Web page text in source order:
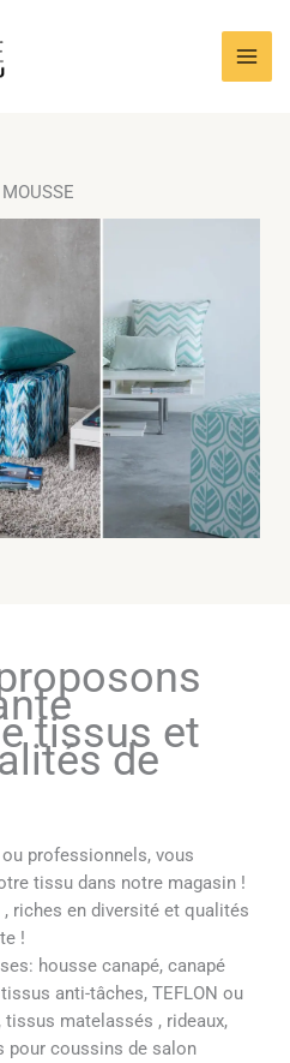
tissus et
de
professionnels, vous
tissu dans notre magasin !
riches en diversité et qualités
!
housse canapé, canapé
anti-tâches, TEFLON ou
tissus matelassés , rideaux,
pour coussins de salon